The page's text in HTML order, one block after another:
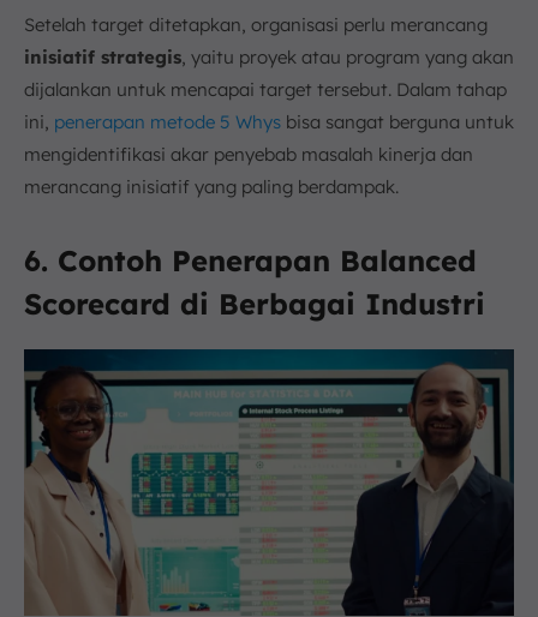
Setelah target ditetapkan, organisasi perlu merancang
inisiatif strategis, yaitu proyek atau program yang akan
dijalankan untuk mencapai target tersebut. Dalam tahap
ini, penerapan metode 5 Whys bisa sangat berguna untuk
mengidentifikasi akar penyebab masalah kinerja dan
merancang inisiatif yang paling berdampak.
6. Contoh Penerapan Balanced
Scorecard di Berbagai Industri